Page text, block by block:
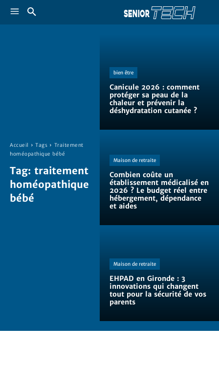
Accueil Tags
Traitement
homéopathique bébé
Tag: traitement
homéopathique
bébé
bien être
Canicule 2026 : comment
protéger sa peau de la
chaleur et prévenir la
déshydratation cutanée ?
Maison de retraite
Combien coûte un
établissement médicalisé en
2026 ? Le budget réel entre
hébergement, dépendance
et aides
Maison de retraite
EHPAD en Gironde : 3
innovations qui changent
tout pour la sécurité de vos
parents